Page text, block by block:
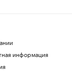
информация